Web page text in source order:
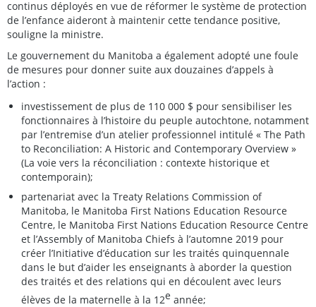
continus déployés en vue de réformer le système de protection
de l’enfance aideront à maintenir cette tendance positive,
souligne la ministre.
Le gouvernement du Manitoba a également adopté une foule
de mesures pour donner suite aux douzaines d’appels à
l’action :
investissement de plus de 110 000 $ pour sensibiliser les
fonctionnaires à l’histoire du peuple autochtone, notamment
par l’entremise d’un atelier professionnel intitulé « The Path
to Reconciliation: A Historic and Contemporary Overview »
(La voie vers la réconciliation : contexte historique et
contemporain);
partenariat avec la Treaty Relations Commission of
Manitoba, le Manitoba First Nations Education Resource
Centre, le Manitoba First Nations Education Resource Centre
et l’Assembly of Manitoba Chiefs à l’automne 2019 pour
créer l’Initiative d’éducation sur les traités quinquennale
dans le but d’aider les enseignants à aborder la question
des traités et des relations qui en découlent avec leurs
élèves de la maternelle à la 12e année;